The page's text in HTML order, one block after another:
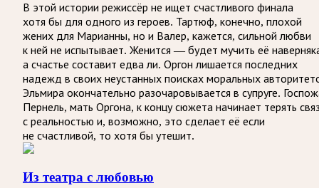
В этой истории режиссёр не ищет счастливого финала
хотя бы для одного из героев. Тартюф, конечно, плохой
жених для Марианны, но и Валер, кажется, сильной любви
к ней не испытывает. Женится — будет мучить её
а счастье составит едва ли. Оргон лишается последних
надежд в своих неустанных поисках моральных
Эльмира окончательно разочаровывается в супруге.
Пернель, мать Оргона, к концу сюжета начинает терять
с реальностью и, возможно, это сделает её если
не счастливой, то хотя бы утешит.
Из театра с любовью